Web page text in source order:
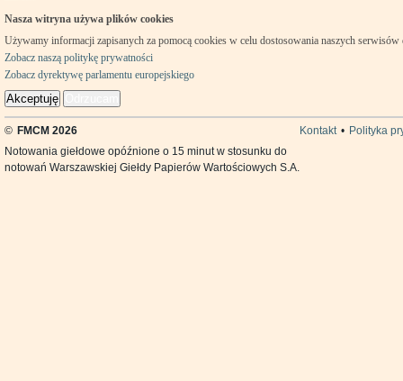
Nasza witryna używa plików cookies
Używamy informacji zapisanych za pomocą cookies w celu dostosowania naszych
Zobacz naszą politykę prywatności
Zobacz dyrektywę parlamentu europejskiego
Akceptuję
© FMCM 2026 Kontakt • Polityka
Notowania giełdowe opóźnione o 15 minut w stosunku do
notowań Warszawskiej Giełdy Papierów Wartościowych S.A.